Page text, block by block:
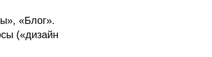
«Блог».
(«дизайн